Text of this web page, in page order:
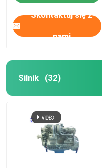
Skontaktuj się z
nami
Silnik (32)